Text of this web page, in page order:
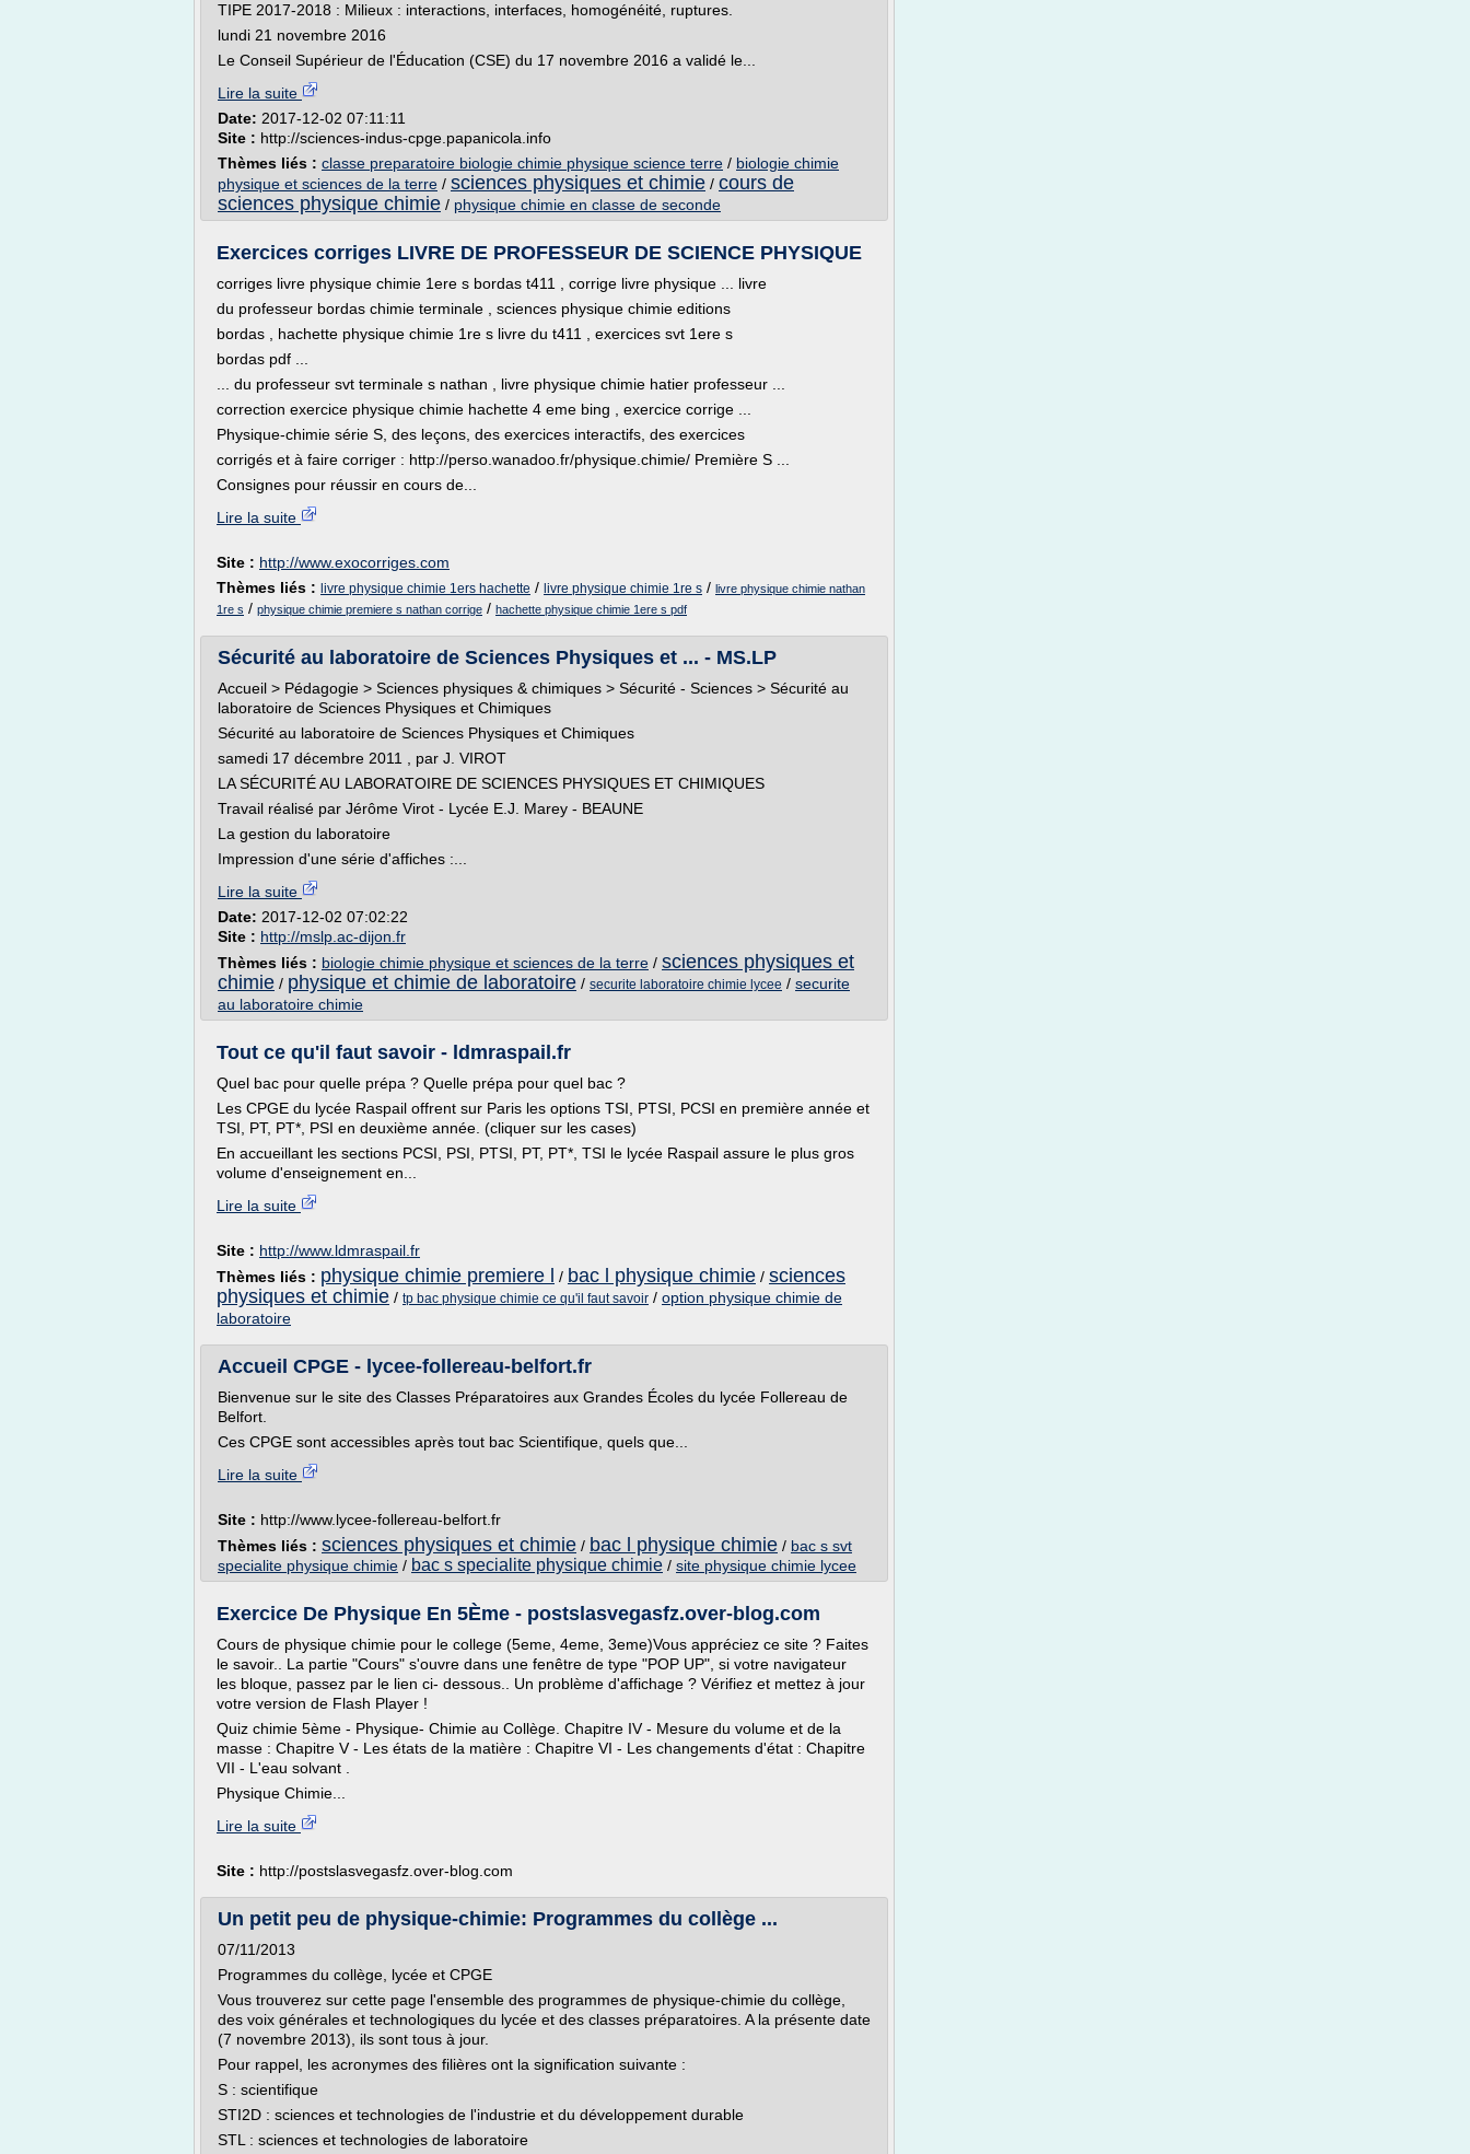
TIPE 2017-2018 : Milieux : interactions, interfaces, homogénéité, ruptures.
lundi 21 novembre 2016
Le Conseil Supérieur de l'Éducation (CSE) du 17 novembre 2016 a validé le...
Lire la suite
Date: 2017-12-02 07:11:11
Site : http://sciences-indus-cpge.papanicola.info
Thèmes liés : classe preparatoire biologie chimie physique science terre / biologie chimie
physique et sciences de la terre / sciences physiques et chimie / cours de
sciences physique chimie / physique chimie en classe de seconde
Exercices corriges LIVRE DE PROFESSEUR DE SCIENCE PHYSIQUE
corriges livre physique chimie 1ere s bordas t411 , corrige livre physique ... livre
du professeur bordas chimie terminale , sciences physique chimie editions
bordas , hachette physique chimie 1re s livre du t411 , exercices svt 1ere s
bordas pdf ...
... du professeur svt terminale s nathan , livre physique chimie hatier professeur ...
correction exercice physique chimie hachette 4 eme bing , exercice corrige ...
Physique-chimie série S, des leçons, des exercices interactifs, des exercices
corrigés et à faire corriger : http://perso.wanadoo.fr/physique.chimie/ Première S ...
Consignes pour réussir en cours de...
Lire la suite
Site : http://www.exocorriges.com
Thèmes liés : livre physique chimie 1ers hachette / livre physique chimie 1re s / livre physique chimie nathan
1re s / physique chimie premiere s nathan corrige / hachette physique chimie 1ere s pdf
Sécurité au laboratoire de Sciences Physiques et ... - MS.LP
Accueil > Pédagogie > Sciences physiques & chimiques > Sécurité - Sciences > Sécurité au
laboratoire de Sciences Physiques et Chimiques
Sécurité au laboratoire de Sciences Physiques et Chimiques
samedi 17 décembre 2011 , par J. VIROT
LA SÉCURITÉ AU LABORATOIRE DE SCIENCES PHYSIQUES ET CHIMIQUES
Travail réalisé par Jérôme Virot - Lycée E.J. Marey - BEAUNE
La gestion du laboratoire
Impression d'une série d'affiches :...
Lire la suite
Date: 2017-12-02 07:02:22
Site : http://mslp.ac-dijon.fr
Thèmes liés : biologie chimie physique et sciences de la terre / sciences physiques et
chimie / physique et chimie de laboratoire / securite laboratoire chimie lycee / securite
au laboratoire chimie
Tout ce qu'il faut savoir - ldmraspail.fr
Quel bac pour quelle prépa ? Quelle prépa pour quel bac ?
Les CPGE du lycée Raspail offrent sur Paris les options TSI, PTSI, PCSI en première année et
TSI, PT, PT*, PSI en deuxième année. (cliquer sur les cases)
En accueillant les sections PCSI, PSI, PTSI, PT, PT*, TSI le lycée Raspail assure le plus gros
volume d'enseignement en...
Lire la suite
Site : http://www.ldmraspail.fr
Thèmes liés : physique chimie premiere l / bac l physique chimie / sciences
physiques et chimie / tp bac physique chimie ce qu'il faut savoir / option physique chimie de
laboratoire
Accueil CPGE - lycee-follereau-belfort.fr
Bienvenue sur le site des Classes Préparatoires aux Grandes Écoles du lycée Follereau de
Belfort.
Ces CPGE sont accessibles après tout bac Scientifique, quels que...
Lire la suite
Site : http://www.lycee-follereau-belfort.fr
Thèmes liés : sciences physiques et chimie / bac l physique chimie / bac s svt
specialite physique chimie / bac s specialite physique chimie / site physique chimie lycee
Exercice De Physique En 5Ème - postslasvegasfz.over-blog.com
Cours de physique chimie pour le college (5eme, 4eme, 3eme)Vous appréciez ce site ? Faites
le savoir.. La partie "Cours" s'ouvre dans une fenêtre de type "POP UP", si votre navigateur
les bloque, passez par le lien ci- dessous.. Un problème d'affichage ? Vérifiez et mettez à jour
votre version de Flash Player !
Quiz chimie 5ème - Physique- Chimie au Collège. Chapitre IV - Mesure du volume et de la
masse : Chapitre V - Les états de la matière : Chapitre VI - Les changements d'état : Chapitre
VII - L'eau solvant .
Physique Chimie...
Lire la suite
Site : http://postslasvegasfz.over-blog.com
Un petit peu de physique-chimie: Programmes du collège ...
07/11/2013
Programmes du collège, lycée et CPGE
Vous trouverez sur cette page l'ensemble des programmes de physique-chimie du collège,
des voix générales et technologiques du lycée et des classes préparatoires. A la présente date
(7 novembre 2013), ils sont tous à jour.
Pour rappel, les acronymes des filières ont la signification suivante :
S : scientifique
STI2D : sciences et technologies de l'industrie et du développement durable
STL : sciences et technologies de laboratoire